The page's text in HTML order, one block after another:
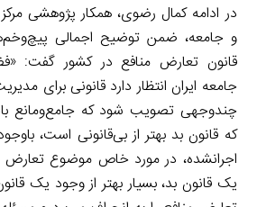
در ادامه کمال رضوی، همکار پژوهشی
و جامعه، ضمن توضیح اجمالی
قانون تعارض منافع در کشور گفت:
جامعه ایران انتظار دارد قانونی برای
چندوجهی تصویب شود که جامع‌ومانع
که قانون بد بهتر از بی‌قانونی است،
اجرانشده، در مورد خاص موضوع تعارض
یک قانون بد، بسیار بهتر از وجود یک